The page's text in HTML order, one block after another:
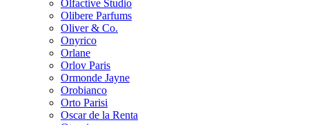
Olfactive Studio
Olibere Parfums
Oliver & Co.
Onyrico
Orlane
Orlov Paris
Ormonde Jayne
Orobianco
Orto Parisi
Oscar de la Renta